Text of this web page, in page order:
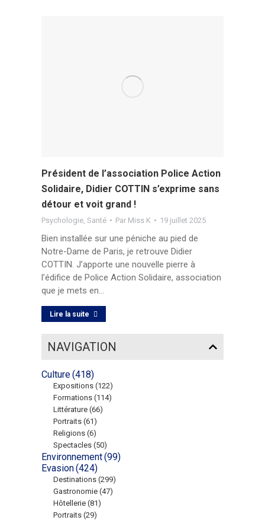
Président de l’association Police Action
Solidaire, Didier COTTIN s’exprime sans
détour et voit grand !
Psychologie Santé Par Miss K 19 juillet 2025
Bien installée sur une péniche au pied de
Notre-Dame de Paris, je retrouve Didier
COTTIN. J’apporte une nouvelle pierre à
l’édifice de Police Action Solidaire, association
que je mets en…
Lire la suite
NAVIGATION
Culture(418)
Expositions (122)
Formations (114)
Littérature (66)
Portraits (61)
Religions (6)
Spectacles (50)
Environnement(99)
Evasion(424)
Destinations (299)
Gastronomie (47)
Hôtellerie (81)
Portraits (29)